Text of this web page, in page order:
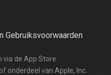
Gebruiksvoorwaarden
via de App Store.
onderdeel van Apple, Inc.